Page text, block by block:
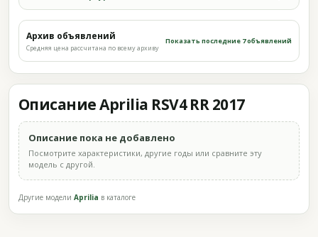
Архив объявлений
Средняя цена рассчитана по всему архиву
Показать последние 7 объявлений
Описание Aprilia RSV4 RR 2017
Описание пока не добавлено
Посмотрите характеристики, другие годы или сравните эту
модель с другой.
Другие модели Aprilia в каталоге